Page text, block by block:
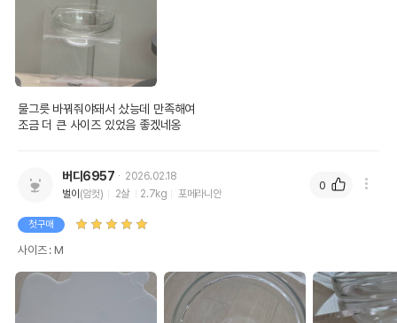
물그릇 바꿔줘야돼서 샀능데 만족해여
조금 더 큰 사이즈 있었음 좋겠네옹
버디6957
2026.02.18
벌이 (암컷) 2살 2.7kg 포메라니안
첫구매
사이즈 : M
0